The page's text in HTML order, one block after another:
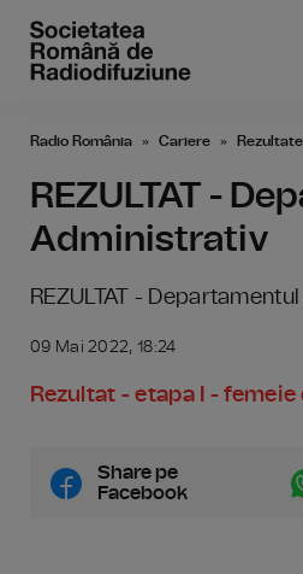
Radio România Cariere
REZULTAT -
Administrativ
REZULTAT -
09 Mai 2022, 18:24
Rezultat - etapa I -
Share pe
Facebook